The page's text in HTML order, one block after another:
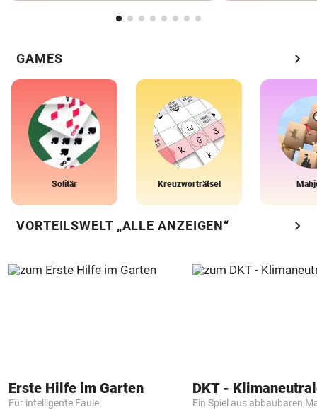
GAMES chevron_right
Solitär Kreuzworträtsel
VORTEILSWELT „ALLE ANZEIGEN“ chevron_right
Erste Hilfe im Garten
Für intelligente Faule Ein Spiel aus abbaubaren